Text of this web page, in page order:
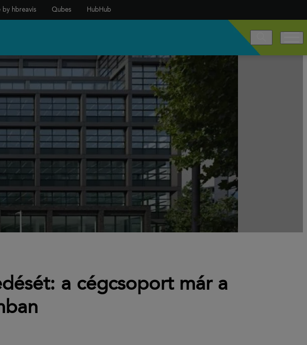
by hbreavis Qubes HubHub
a cégcsoport már a